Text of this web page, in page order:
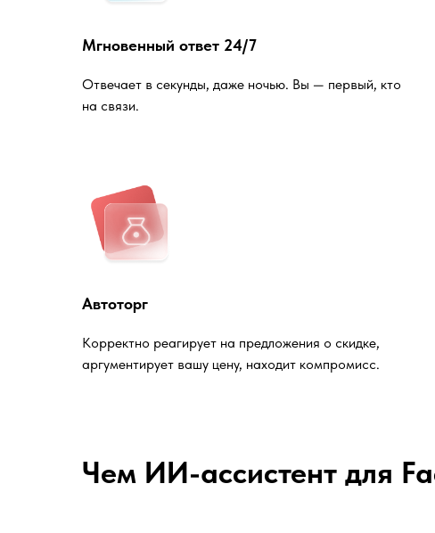
Мгновенный ответ 24/7
Отвечает в секунды, даже ночью. Вы — первый, кто
на связи.
Автоторг
Корректно реагирует на предложения о скидке,
аргументирует вашу цену, находит компромисс.
Чем ИИ-ассистент для